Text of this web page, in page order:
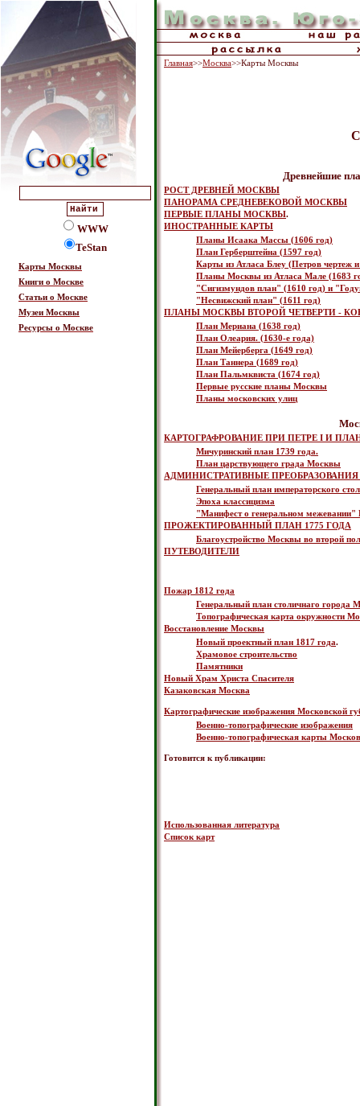
WWW
TeStan
Карты Москвы
Книги о Москве
Статьи о Москве
Музеи Москвы
Ресурсы о Москве
Главная>>Москва>>Карты Москвы
Древнейшие
РОСТ ДРЕВНЕЙ МОСКВЫ
ПАНОРАМА СРЕДНЕВЕКОВОЙ МОСКВЫ
ПЕРВЫЕ ПЛАНЫ МОСКВЫ.
ИНОСТРАННЫЕ КАРТЫ
Планы Исаака Массы (1606 год)
План Герберштейна (1597 год)
Карты из Атласа Блеу (Петров чертеж
Планы Москвы из Атласа Мале (1683
"Сигизмундов план" (1610 год) и
"Несвижский план" (1611 год)
ПЛАНЫ МОСКВЫ ВТОРОЙ ЧЕТВЕРТИ -
План Мериана (1638 год)
План Олеария. (1630-е года)
План Мейерберга (1649 год)
План Таннера (1689 год)
План Пальмквиста (1674 год)
Первые русские планы Москвы
Планы московских улиц
КАРТОГРАФРОВАНИЕ ПРИ ПЕТРЕ I И
Мичуринский план 1739 года.
План царствующего града Москвы
АДМИНИСТРАТИВНЫЕ ПРЕОБРАЗОВАНИЯ в
Генеральный план императорского
Эпоха классицизма
"Манифест о генеральном
ПРОЖЕКТИРОВАННЫЙ ПЛАН 1775 ГОДА
Благоустройство Москвы во второй
ПУТЕВОДИТЕЛИ
Пожар 1812 года
Генеральный план столичнаго города
Топографическая карта окружности
Восстановление Москвы
Новый проектный план 1817 года.
Храмовое строительство
Памятники
Новый Храм Христа Спасителя
Казаковская Москва
Картографические изображения Московской
Военно-топографические изображения
Военно-топографическая карты
Готовится к публикации:
Использованная литература
Список карт